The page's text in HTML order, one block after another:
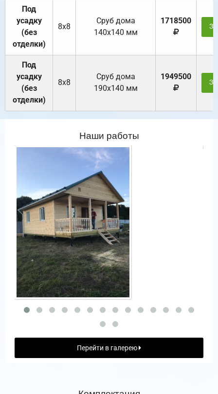
Под
усадку
(без
отделки)
8х8
Cруб дома
140х140 мм
1718500
Под
усадку
(без
отделки)
8х8
Cруб дома
190х140 мм
1949500
Наши работы
Перейти в галерею